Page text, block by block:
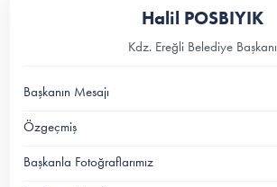
Halil POSBIYIK
Kdz. Ereğli Belediye Başkanı
Başkanın Mesajı
Özgeçmiş
Başkanla Fotoğraflarımız